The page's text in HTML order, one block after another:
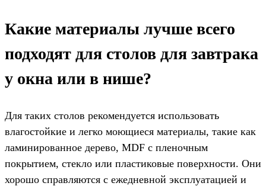
Какие материалы лучше всего
подходят для столов для завтрака
у окна или в нише?
Для таких столов рекомендуется использовать
влагостойкие и легко моющиеся материалы, такие как
ламинированное дерево, MDF с пленочным
покрытием, стекло или пластиковые поверхности. Они
хорошо справляются с ежедневной эксплуатацией и